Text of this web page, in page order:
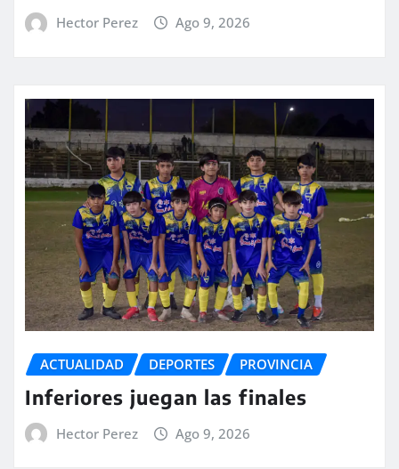
Hector Perez Ago 9, 2026
ACTUALIDAD DEPORTES PROVINCIA
Inferiores juegan las finales
Hector Perez Ago 9, 2026